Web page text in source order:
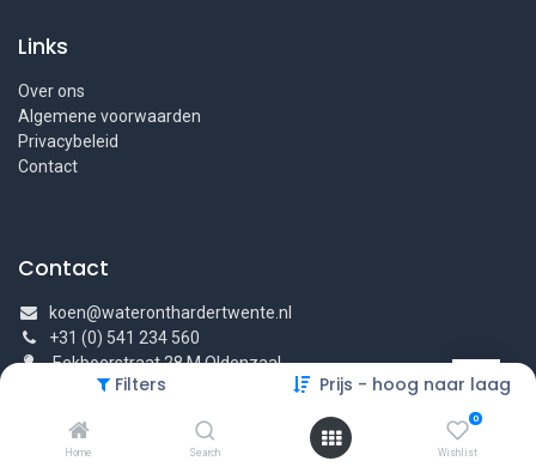
Filters Prijs - hoog naar laag
Home Search
0
Wishlist
Links
Over ons
Algemene voorwaarden
Privacybeleid
Contact
Contact
koen@wateronthardertwente.nl
+31 (0) 541 234 560
Eekboerstraat 28 M Oldenzaal